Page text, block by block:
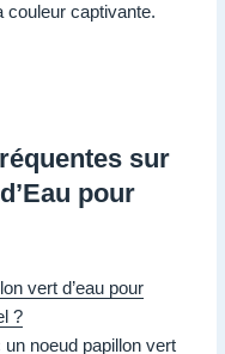
couleur captivante.
sur
pour
vert d’eau pour
?
noeud papillon vert